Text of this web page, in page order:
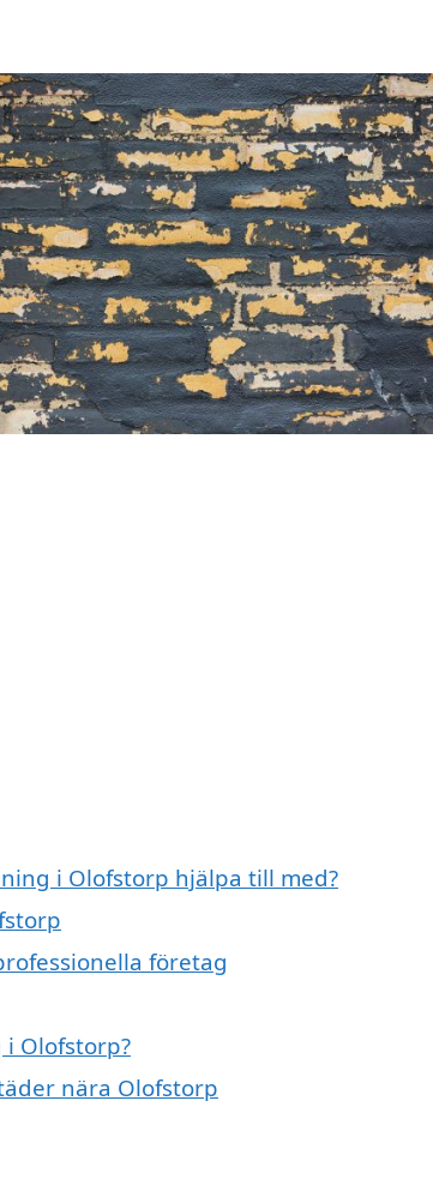
i Olofstorp hjälpa till med?
företag
Olofstorp?
nära Olofstorp